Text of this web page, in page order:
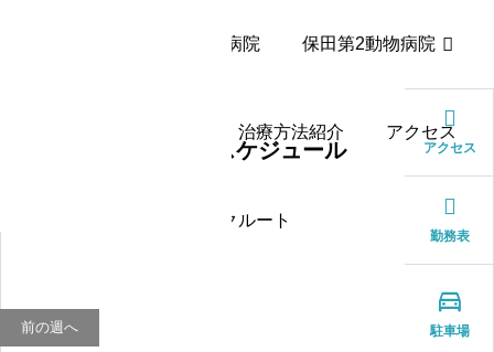
保田動物病院 保田第2動物病院
治療方法紹介 アクセス
リクルート
アクセス
勤務表

駐車場
獣医師スケジュール
前の週へ